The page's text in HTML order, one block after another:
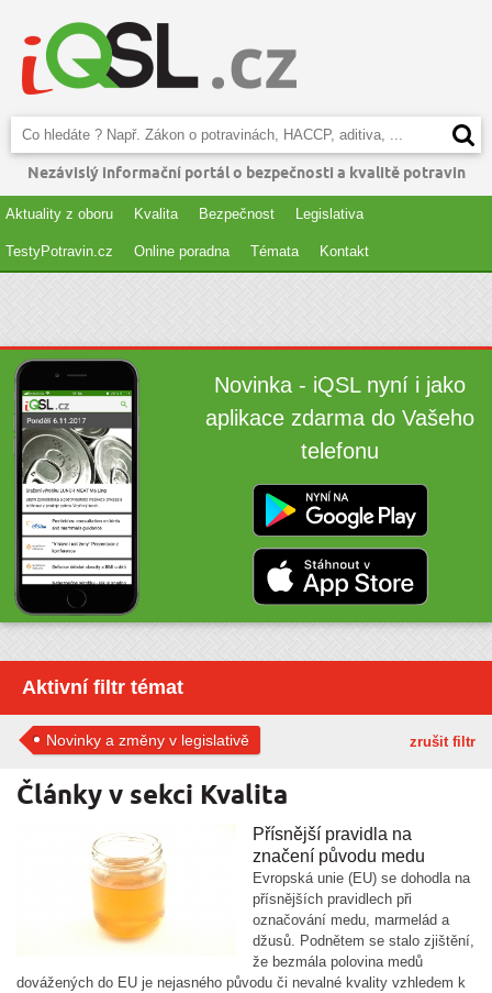
Nezávislý informační portál o bezpečnosti a kvalitě potravin
Aktuality z oboru Kvalita Bezpečnost Legislativa
TestyPotravin.cz Online poradna Témata Kontakt
Novinka - iQSL nyní i jako
aplikace zdarma do Vašeho
telefonu
Aktivní filtr témat
zrušit filtr
Novinky a změny v legislativě
Články v sekci Kvalita
Přísnější pravidla na
značení původu medu
Evropská unie (EU) se dohodla na
přísnějších pravidlech při
označování medu, marmelád a
džusů. Podnětem se stalo zjištění,
že bezmála polovina medů
dovážených do EU je nejasného původu či nevalné kvality vzhledem k